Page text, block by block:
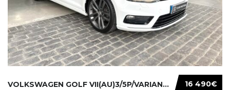
16 490€
VOLKSWAGEN GOLF VII(AU)3/5P/VARIANT(12-16 20...